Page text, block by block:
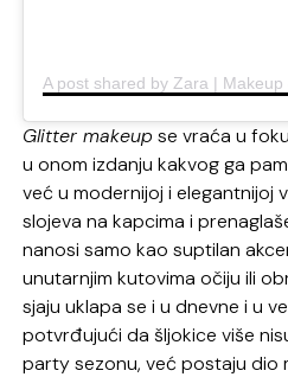
Glitter makeup se vraća u
u onom izdanju kakvog ga
već u modernijoj i elegantnijoj
slojeva na kapcima i
nanosi samo kao suptilan
unutarnjim kutovima očiju ili
sjaju uklapa se i u dnevne i u
potvrđujući da šljokice više
party sezonu, već postaju dio